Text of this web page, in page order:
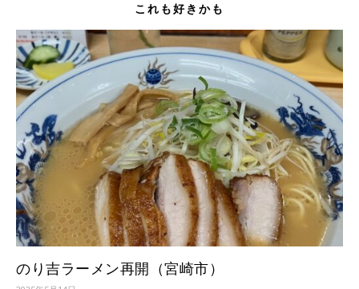
これも好きかも
のり吉ラーメン再開（宮崎市）